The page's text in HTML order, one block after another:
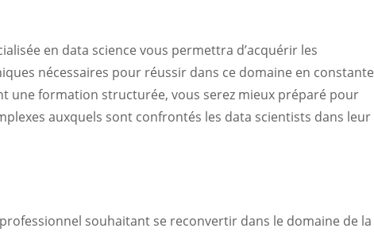
en data science vous permettra d’acquérir les
nécessaires pour réussir dans ce domaine en constante
une formation structurée, vous serez mieux préparé pour
auxquels sont confrontés les data scientists dans leur
souhaitant se reconvertir dans le domaine de la